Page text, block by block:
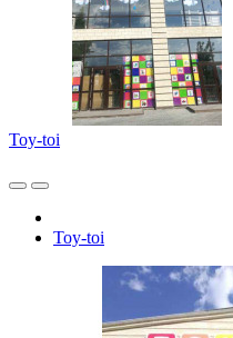
Toy-toi
Toy-toi